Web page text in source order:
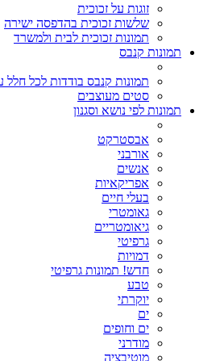
זוגות על זכוכית
שלשות זכוכית בהדפסה ישירה
תמונות זכוכית לבית ולמשרד
תמונות קנבס
תמונות קנבס בודדות לכל
סטים מעוצבים
תמונות לפי נושא וסגנון
אבסטרקט
אורבני
אנשים
אפריקאיות
בעלי חיים
גאומטרי
גיאומטריים
גרפיטי
דמויות
חדש! תמונות גרפיטי
טבע
יוקרתי
ים
ים וחופים
מודרני
מוטיבציה